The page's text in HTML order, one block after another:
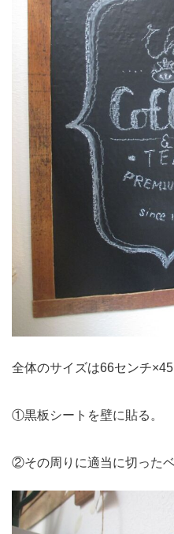
全体のサイズは66センチ×45
①黒板シートを壁に貼る。
②その周りに適当に切った